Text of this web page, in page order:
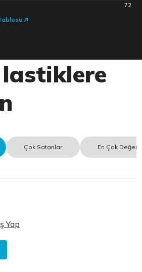
72
lastiklere
Çok Satanlar En Çok
Yap